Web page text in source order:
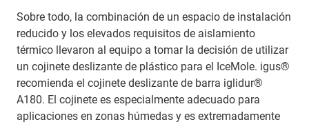
Sobre todo, la combinación de un espacio de instalación
reducido y los elevados requisitos de aislamiento
térmico llevaron al equipo a tomar la decisión de utilizar
un cojinete deslizante de plástico para el IceMole. igus®
recomienda el cojinete deslizante de barra iglidur®
A180. El cojinete es especialmente adecuado para
aplicaciones en zonas húmedas y es extremadamente